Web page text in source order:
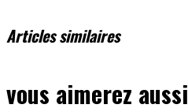
Articles similaires
vous aimerez aussi